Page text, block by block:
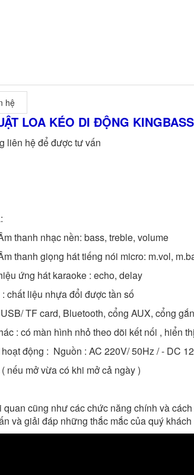
hệ
LOA KÉO DI ĐỘNG
liên hệ để được tư vấn
thanh nhạc nền: bass, treble, volume
thanh giọng hát tiếng nói micro: m.vol,
ứng hát karaoke : echo, delay
chất liệu nhựa đổi được tần số
TF card, Bluetooth, cổng AUX, cổng
: có màn hình nhỏ theo dõi kết nối , hiển
động : Nguồn : AC 220V/ 50Hz / - DC
nếu mở vừa có khi mở cả ngày )
quan cũng như các chức năng chính và
và giải đáp những thắc mắc của quý khách